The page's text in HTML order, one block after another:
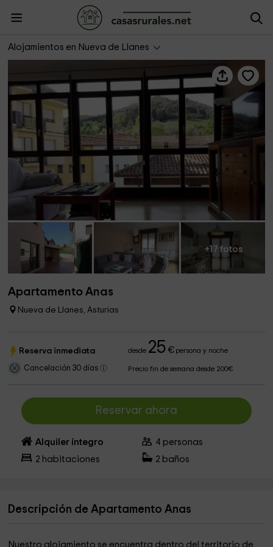
Alojamientos en Nueva de Llanes
+17 fotos
Apartamento Anas
Nueva de Llanes, Asturias
Reserva inmediata desde 25 €persona y noche
Cancelación 30 días Precio fin de semana desde 200€
Reservar ahora
Alquiler íntegro 4 personas
2 habitaciones 2 baños
Descripción de Apartamento Anas
Nuestro alojamiento se encuentra dentro del territorio de